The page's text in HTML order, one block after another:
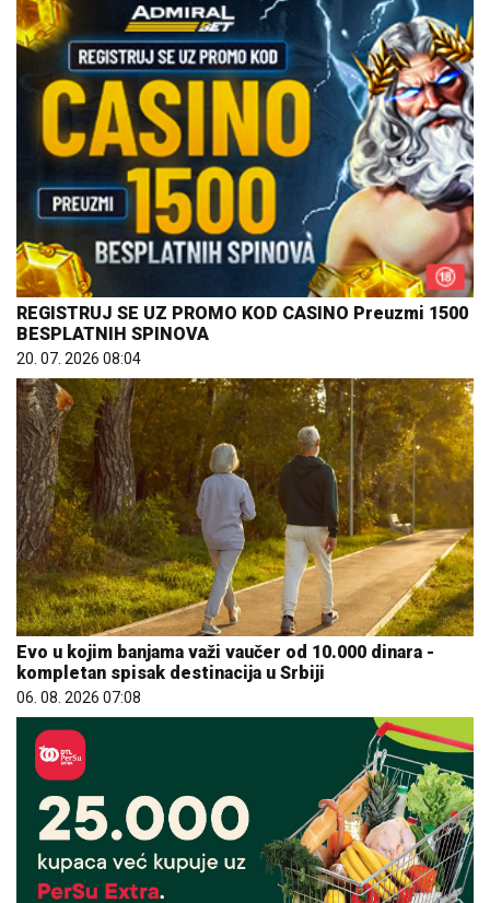
REGISTRUJ SE UZ PROMO KOD CASINO Preuzmi 1500
BESPLATNIH SPINOVA
20. 07. 2026 08:04
Evo u kojim banjama važi vaučer od 10.000 dinara -
kompletan spisak destinacija u Srbiji
06. 08. 2026 07:08